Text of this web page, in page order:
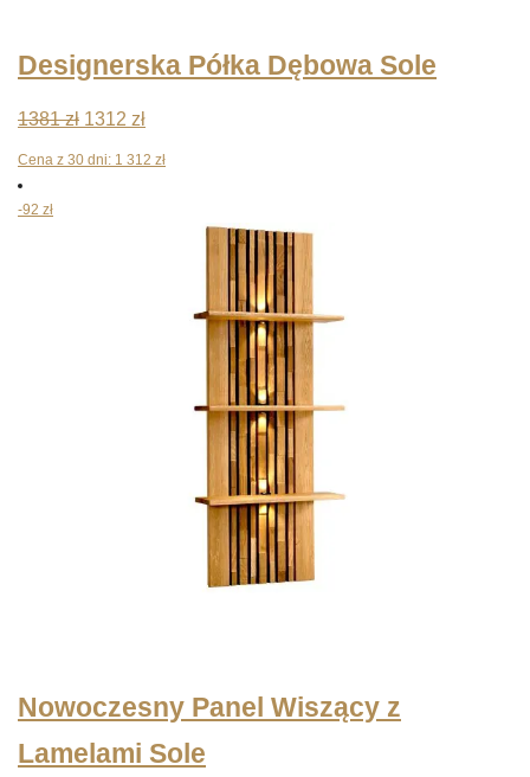
Designerska Półka Dębowa Sole
1381zł Pierwotna
cena
1312 złAktualna
cena
Cena z 30 dni: 1 312 zł
-92 zł
Nowoczesny Panel Wiszący z
Lamelami Sole